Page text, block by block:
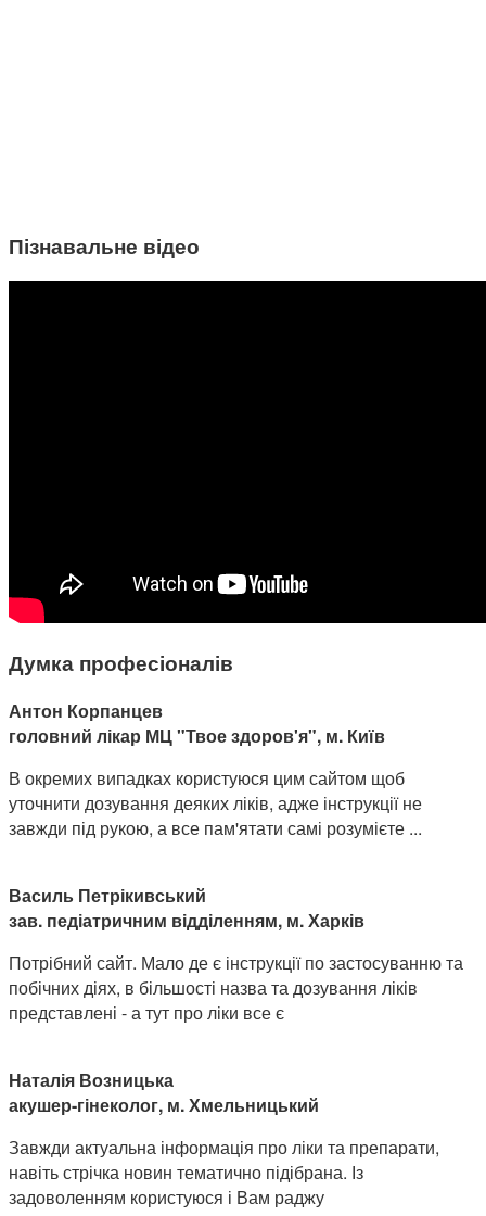
Пізнавальне відео
Думка професіоналів
Антон Корпанцев
головний лікар МЦ "Твое здоров'я", м. Київ
В окремих випадках користуюся цим сайтом щоб
уточнити дозування деяких ліків, адже інструкції не
завжди під рукою, а все пам'ятати самі розумієте ...
Василь Петрікивський
зав. педіатричним відділенням, м. Харків
Потрібний сайт. Мало де є інструкції по застосуванню та
побічних діях, в більшості назва та дозування ліків
представлені - а тут про ліки все є
Наталія Возницька
акушер-гінеколог, м. Хмельницький
Завжди актуальна інформація про ліки та препарати,
навіть стрічка новин тематично підібрана. Із
задоволенням користуюся і Вам раджу